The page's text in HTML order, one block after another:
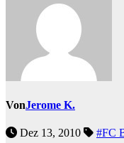
VonJerome K.
Dez 13, 2010 #FC